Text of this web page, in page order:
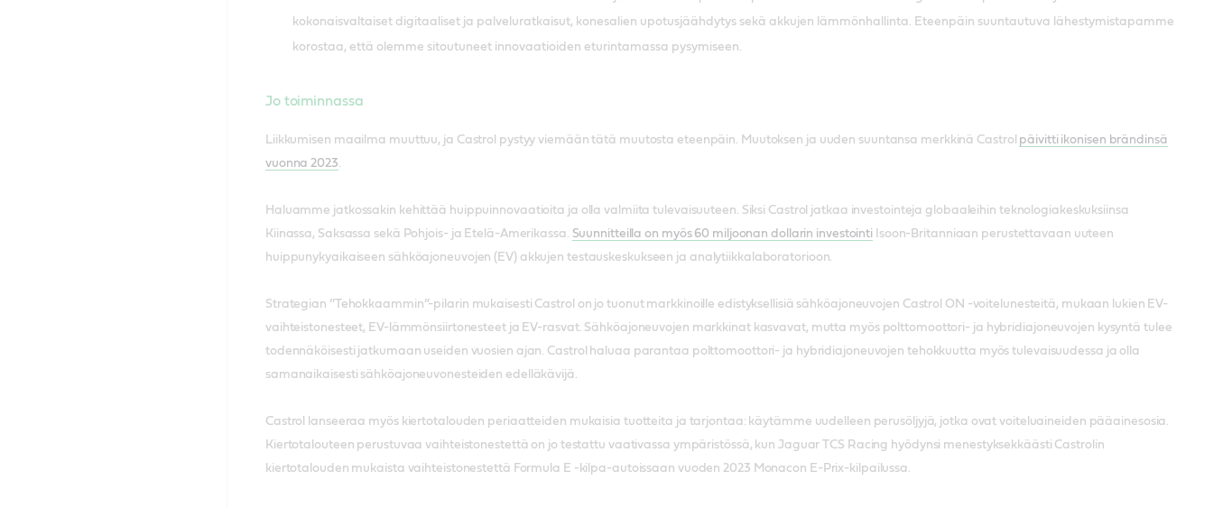
kokonaisvaltaiset digitaaliset ja palveluratkaisut, konesalien upotusjäähdytys sekä akkujen lämmönhallinta. Eteenpäin suuntautuva lähestymistapamme
korostaa, että olemme sitoutuneet innovaatioiden eturintamassa pysymiseen.
Jo toiminnassa
Liikkumisen maailma muuttuu, ja Castrol pystyy viemään tätä muutosta eteenpäin. Muutoksen ja uuden suuntansa merkkinä Castrol päivitti ikonisen brändinsä
vuonna 2023.
Haluamme jatkossakin kehittää huippuinnovaatioita ja olla valmiita tulevaisuuteen. Siksi Castrol jatkaa investointeja globaaleihin teknologiakeskuksiinsa
Kiinassa, Saksassa sekä Pohjois- ja Etelä-Amerikassa. Suunnitteilla on myös 60 miljoonan dollarin investointi Isoon-Britanniaan perustettavaan uuteen
huippunykyaikaiseen sähköajoneuvojen (EV) akkujen testauskeskukseen ja analytiikkalaboratorioon.
Strategian ”Tehokkaammin”-pilarin mukaisesti Castrol on jo tuonut markkinoille edistyksellisiä sähköajoneuvojen Castrol ON -voitelunesteitä, mukaan lukien EV-
vaihteistonesteet, EV-lämmönsiirtonesteet ja EV-rasvat. Sähköajoneuvojen markkinat kasvavat, mutta myös polttomoottori- ja hybridiajoneuvojen kysyntä tulee
todennäköisesti jatkumaan useiden vuosien ajan. Castrol haluaa parantaa polttomoottori- ja hybridiajoneuvojen tehokkuutta myös tulevaisuudessa ja olla
samanaikaisesti sähköajoneuvonesteiden edelläkävijä.
Castrol lanseeraa myös kiertotalouden periaatteiden mukaisia tuotteita ja tarjontaa: käytämme uudelleen perusöljyjä, jotka ovat voiteluaineiden pääainesosia.
Kiertotalouteen perustuvaa vaihteistonestettä on jo testattu vaativassa ympäristössä, kun Jaguar TCS Racing hyödynsi menestyksekkäästi Castrolin
kiertotalouden mukaista vaihteistonestettä Formula E -kilpa-autoissaan vuoden 2023 Monacon E-Prix-kilpailussa.